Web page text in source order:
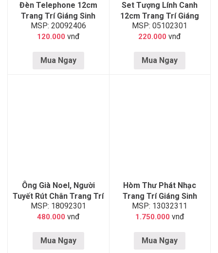
Đèn Telephone 12cm
Trang Trí Giáng Sinh
MSP: 20092406
120.000 vnđ
Mua Ngay
Set Tượng Lính Canh
12cm Trang Trí Giáng
Sinh
MSP: 05102301
220.000 vnđ
Mua Ngay
Ông Già Noel, Người
Tuyết Rút Chân Trang Trí
Giáng Sinh
MSP: 18092301
480.000 vnđ
Mua Ngay
Hòm Thư Phát Nhạc
Trang Trí Giáng Sinh
MSP: 13032311
1.750.000 vnđ
Mua Ngay